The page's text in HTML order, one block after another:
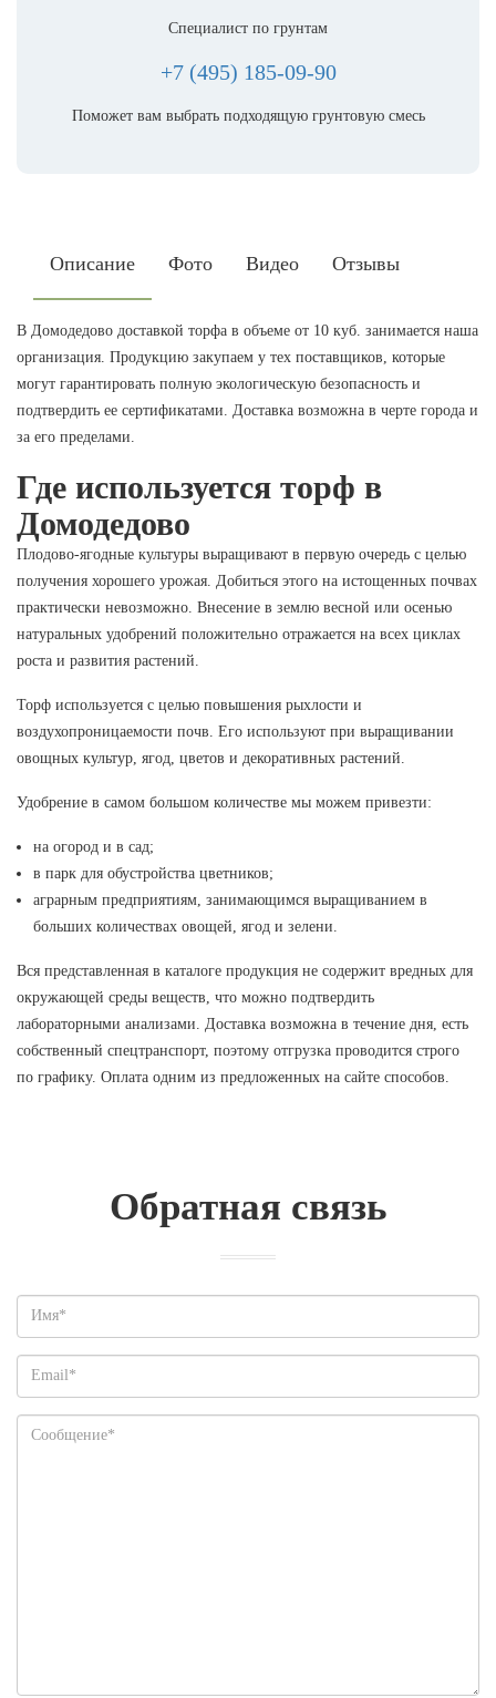
Специалист по грунтам
+7 (495) 185-09-90
Поможет вам выбрать подходящую грунтовую смесь
Описание Фото Видео Отзывы
В Домодедово доставкой торфа в объеме от 10 куб. занимается наша
организация. Продукцию закупаем у тех поставщиков, которые
могут гарантировать полную экологическую безопасность и
подтвердить ее сертификатами. Доставка возможна в черте города и
за его пределами.
Где используется торф в
Домодедово
Плодово-ягодные культуры выращивают в первую очередь с целью
получения хорошего урожая. Добиться этого на истощенных почвах
практически невозможно. Внесение в землю весной или осенью
натуральных удобрений положительно отражается на всех циклах
роста и развития растений.
Торф используется с целью повышения рыхлости и
воздухопроницаемости почв. Его используют при выращивании
овощных культур, ягод, цветов и декоративных растений.
Удобрение в самом большом количестве мы можем привезти:
на огород и в сад;
в парк для обустройства цветников;
аграрным предприятиям, занимающимся выращиванием в
больших количествах овощей, ягод и зелени.
Вся представленная в каталоге продукция не содержит вредных для
окружающей среды веществ, что можно подтвердить
лабораторными анализами. Доставка возможна в течение дня, есть
собственный спецтранспорт, поэтому отгрузка проводится строго
по графику. Оплата одним из предложенных на сайте способов.
Обратная связь